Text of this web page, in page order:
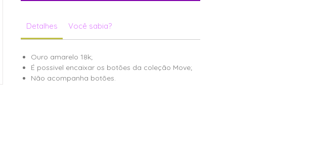
Detalhes Você sabia?
Ouro amarelo 18k;
É possivel encaixar os botões da coleção Move;
Não acompanha botões.